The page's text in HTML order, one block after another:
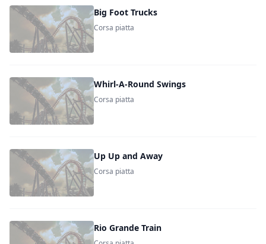
Big Foot Trucks
Corsa piatta
Whirl-A-Round Swings
Corsa piatta
Up Up and Away
Corsa piatta
Rio Grande Train